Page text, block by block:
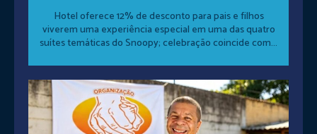
Hotel oferece 12% de desconto para pais e filhos
viverem uma experiência especial em uma das quatro
suítes temáticas do Snoopy; celebração coincide com...